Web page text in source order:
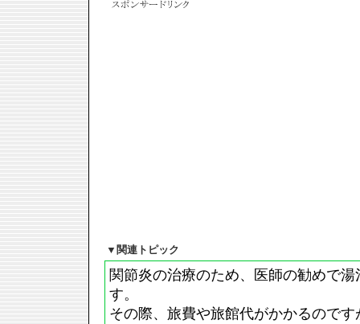
▼ 関連トピック
関節炎の治療のため、医師の勧めで
す。
その際、旅費や旅館代がかかるので